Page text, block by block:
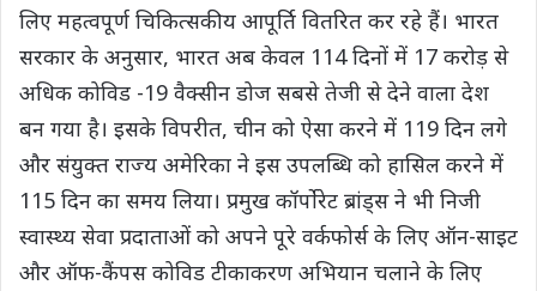
लिए महत्वपूर्ण चिकित्सकीय आपूर्ति वितरित कर रहे हैं। भारत
सरकार के अनुसार, भारत अब केवल 114 दिनों में 17 करोड़ से
अधिक कोविड -19 वैक्सीन डोज सबसे तेजी से देने वाला देश
बन गया है। इसके विपरीत, चीन को ऐसा करने में 119 दिन लगे
और संयुक्त राज्य अमेरिका ने इस उपलब्धि को हासिल करने में
115 दिन का समय लिया। प्रमुख कॉर्पोरेट ब्रांड्स ने भी निजी
स्वास्थ्य सेवा प्रदाताओं को अपने पूरे वर्कफोर्स के लिए ऑन-साइट
और ऑफ-कैंपस कोविड टीकाकरण अभियान चलाने के लिए